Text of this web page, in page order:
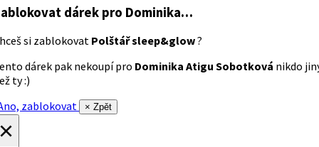
dárek pro Dominika…
si zablokovat Polštář sleep&glow?
dárek pak nekoupí pro Dominika Atigu Sobotková nikdo
ty :)
zablokovat
× Zpět